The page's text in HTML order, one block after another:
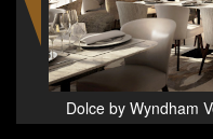
Dolce by Wyndham